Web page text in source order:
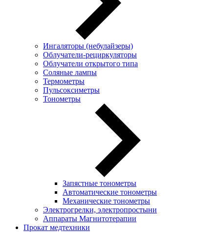
Ингаляторы (небулайзеры)
Oблучатели-рециркуляторы
Облучатели открытого типа
Соляные лампы
Термометры
Пульсоксиметры
Тонометры
Запястные тонометры
Автоматические тонометры
Механические тонометры
Электрогрелки, электропростыни
Аппараты Магнитотерапии
Прокат медтехники